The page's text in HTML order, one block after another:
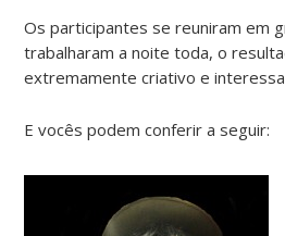
Os participantes se reuniram em
trabalharam a noite toda, o
extremamente criativo e
E vocês podem conferir a seguir: